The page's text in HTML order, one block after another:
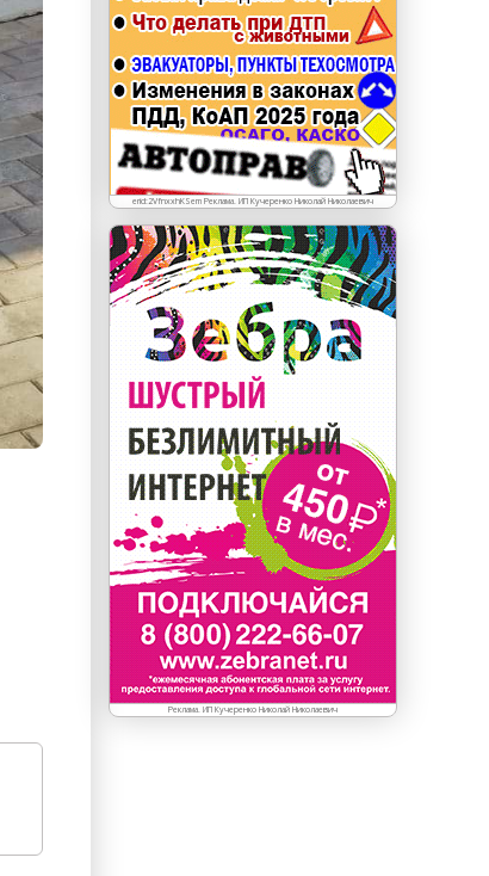
erid:2VfnxxhKSem Реклама. ИП Кучеренко Николай Николаевич
Реклама. ИП Кучеренко Николай Николаевич